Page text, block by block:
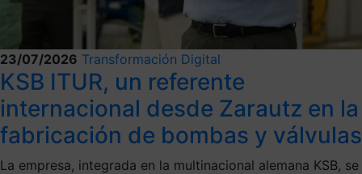
23/07/2026 Transformación Digital
KSB ITUR, un referente
internacional desde Zarautz en la
fabricación de bombas y válvulas
La empresa, integrada en la multinacional alemana KSB, se